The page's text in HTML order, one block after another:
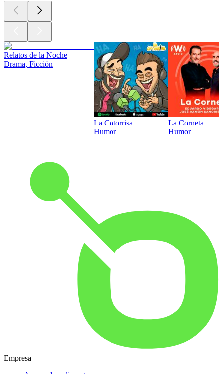
Relatos de la Noche
Drama, Ficción
La Cotorrisa
Humor
La Corneta
Humor
Empresa